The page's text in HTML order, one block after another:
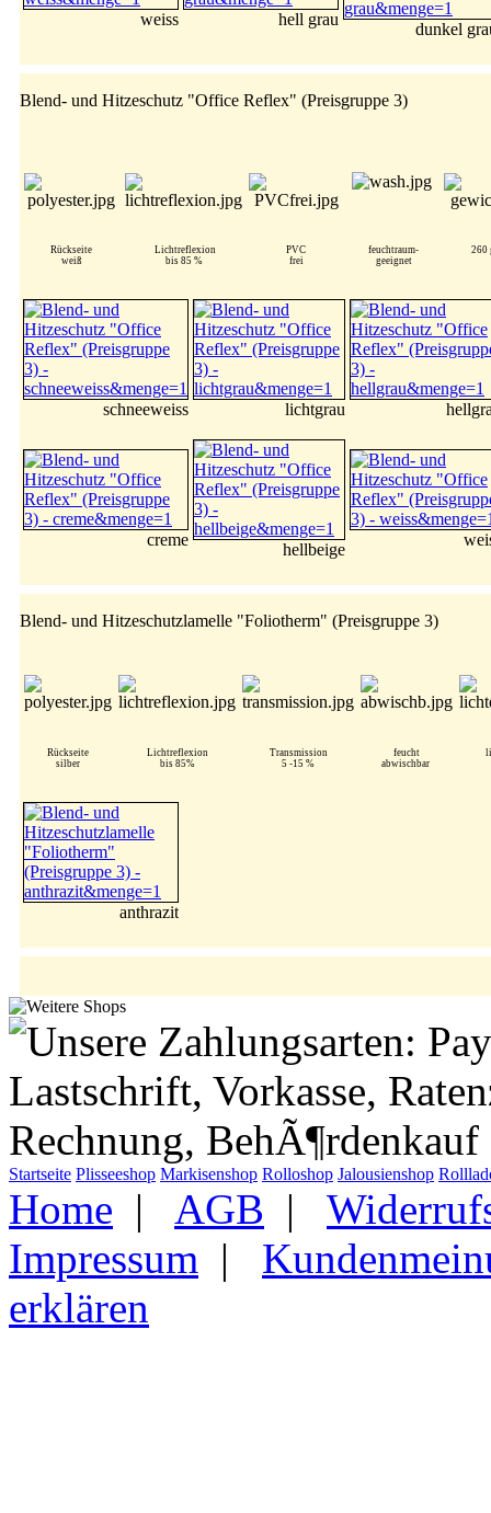
weiss hell grau
dunkel
Blend- und Hitzeschutz "Office Reflex" (Preisgruppe 3)
Rückseite
weiß
Lichtreflexion
bis 85 %
PVC
frei
feuchtraum-
geeignet
260
schneeweiss lichtgrau
creme
hellbeige
Blend- und Hitzeschutzlamelle "Foliotherm" (Preisgruppe 3)
Rückseite
silber
Lichtreflexion
bis 85%
Transmission
5 -15 %
feucht
abwischbar
anthrazit
Startseite Plisseeshop Markisenshop Rolloshop Jalousienshop
Home | AGB |
Impressum |
erklären